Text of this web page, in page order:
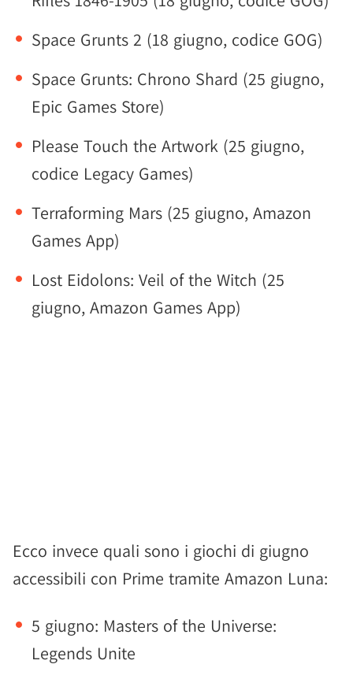
Space Grunts 2 (18 giugno, codice GOG)
Space Grunts: Chrono Shard (25 giugno,
Epic Games Store)
Please Touch the Artwork (25 giugno,
codice Legacy Games)
Terraforming Mars (25 giugno, Amazon
Games App)
Lost Eidolons: Veil of the Witch (25
giugno, Amazon Games App)
Ecco invece quali sono i giochi di giugno
accessibili con Prime tramite Amazon Luna:
5 giugno: Masters of the Universe:
Legends Unite